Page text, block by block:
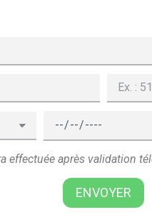
effectuée après validation
ENVOYER